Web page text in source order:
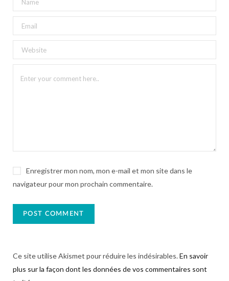
Enregistrer mon nom, mon e-mail et mon site dans le
navigateur pour mon prochain commentaire.
Ce site utilise Akismet pour réduire les indésirables.En savoir
plus sur la façon dont les données de vos commentaires sont